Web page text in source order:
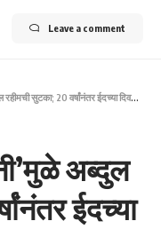
Leave a comment
ರೂ.ಗಳ ‘ಬ್ಲಡ್ ಮನಿ’ ಜಮಾ ಅದ ನಂತರ ಅಬ್ದುಲ್ ರಹೀಂ ಬಿಡುಗಡೆ; 20 ವರ್ಷಗಳ ಬಳಿಕ ಹಬ್ಬದ (ಈದ್) ದಿನ ತಾಯ್ನಾಡಿಗೆ ಮರಳಿದ ಪ್ರವಾಸಿ ಭಾರತೀಯ.
अब्दुल
ईदच्या